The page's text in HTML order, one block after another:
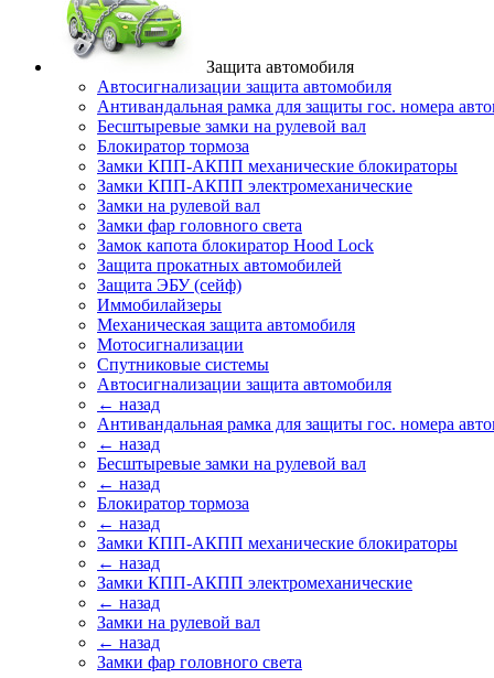
Защита автомобиля
Автосигнализации защита автомобиля
Антивандальная рамка для защиты гос. номера
Бесштыревые замки на рулевой вал
Блокиратор тормоза
Замки КПП-АКПП механические блокираторы
Замки КПП-АКПП электромеханические
Замки на рулевой вал
Замки фар головного света
Замок капота блокиратор Hood Lock
Защита прокатных автомобилей
Защита ЭБУ (сейф)
Иммобилайзеры
Механическая защита автомобиля
Мотосигнализации
Спутниковые системы
Автосигнализации защита автомобиля
← назад
Антивандальная рамка для защиты гос. номера
← назад
Бесштыревые замки на рулевой вал
← назад
Блокиратор тормоза
← назад
Замки КПП-АКПП механические блокираторы
← назад
Замки КПП-АКПП электромеханические
← назад
Замки на рулевой вал
← назад
Замки фар головного света